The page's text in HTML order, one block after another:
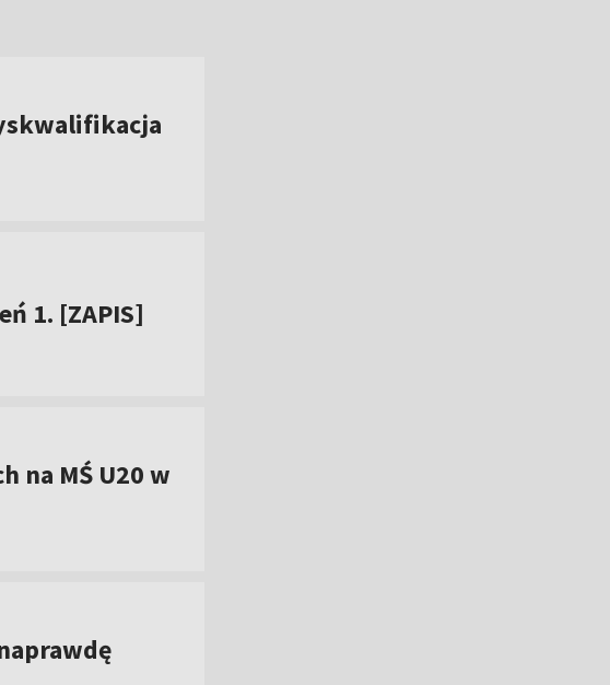
1. [ZAPIS]
na MŚ U20 w